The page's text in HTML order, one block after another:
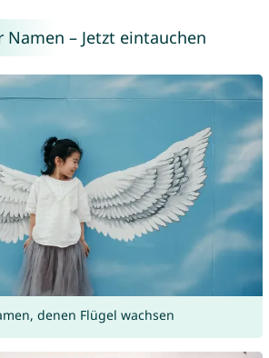
Namen – Jetzt eintauchen
denen Flügel wachsen